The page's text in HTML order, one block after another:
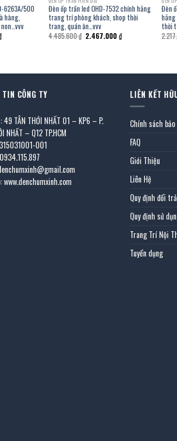
6263A/500
hàng,
Giá
hiện
Đèn ốp trần led OHD-7532 chính hãng
trang trí phòng khách, shop thời
trang, quán ăn…vvv
4.485.600₫ Giá
gốc
2.467.000₫Giá
Đèn
thời
TIN CÔNG TY
: 49 TÂN THỚI NHẤT 01 – KP6 – P.
NHẤT – Q12 TP.HCM
001
www.denchumxinh.com
LIÊN KẾT
Chính sách
FAQ
Giới Thiệu
Liên Hệ
Quy định đổi
Quy định sử
Trang Trí Nội
Tuyển dụng